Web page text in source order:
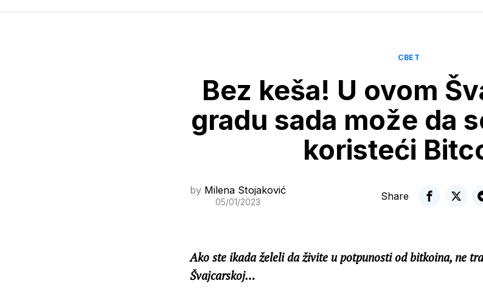
СВЕТ
Bez keša! U ovom
gradu sada može da
koristeći
by Milena Stojaković
05/01/2023
Share
Ako ste ikada želeli da živite u potpunosti od bitkoina, ne
Švajcarskoj…